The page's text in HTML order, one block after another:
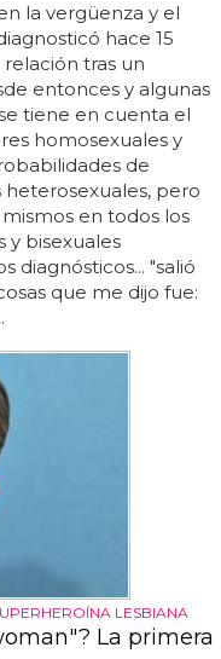
la vergüenza y el
hace 15
tras un
entonces y algunas
tiene en cuenta el
homosexuales y
de
pero
en todos los
y bisexuales
diagnósticos... "salió
que me dijo fue:
LESBIANA
La primera